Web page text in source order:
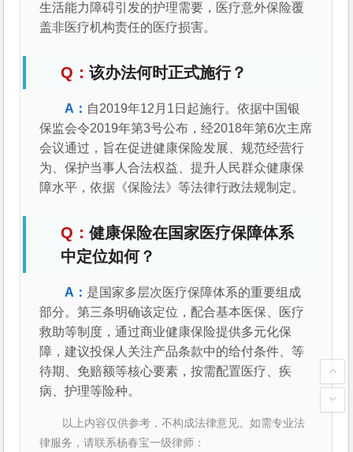
生活能力障碍引发的护理需要，医疗意外保险覆
盖非医疗机构责任的医疗损害。
该办法何时正式施行？
自2019年12月1日起施行。依据中国银
保监会令2019年第3号公布，经2018年第6次主席
会议通过，旨在促进健康保险发展、规范经营行
为、保护当事人合法权益、提升人民群众健康保
障水平，依据《保险法》等法律行政法规制定。
健康保险在国家医疗保障体系
中定位如何？
是国家多层次医疗保障体系的重要组成
部分。第三条明确该定位，配合基本医保、医疗
救助等制度，通过商业健康保险提供多元化保
障，建议投保人关注产品条款中的给付条件、等
待期、免赔额等核心要素，按需配置医疗、疾
病、护理等险种。
以上内容仅供参考，不构成法律意见。如需专业法
律服务，请联系杨春宝一级律师：